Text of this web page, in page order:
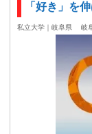
「好き」を
私立大学｜岐阜県 岐